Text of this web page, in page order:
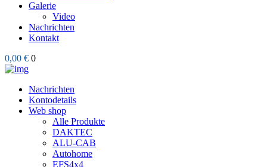
Galerie
Video
Nachrichten
Kontakt
0,00 € 0
Nachrichten
Kontodetails
Web shop
Alle Produkte
DAKTEC
ALU-CAB
Autohome
EFS4x4